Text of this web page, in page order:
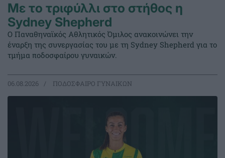
Με το τριφύλλι στο στήθος η
Sydney Shepherd
Ο Παναθηναϊκός Αθλητικός Όμιλος ανακοινώνει την
έναρξη της συνεργασίας του με τη Sydney Shepherd για το
τμήμα ποδοσφαίρου γυναικών.
06.08.2026 ΠΟΔΟΣΦΑΙΡΟ ΓΥΝΑΙΚΩΝ